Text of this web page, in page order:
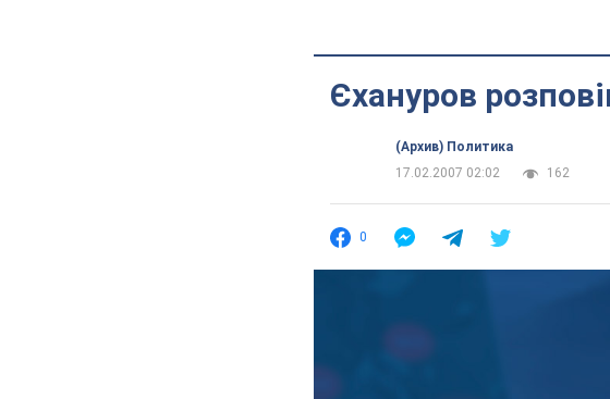
Єхануров
(Архив) Политика
17.02.2007 02:02
162
0